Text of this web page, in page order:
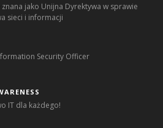
znana jako Unijna Dyrektywa w sprawie
sieci i informacji
Security Officer
IT dla każdego!